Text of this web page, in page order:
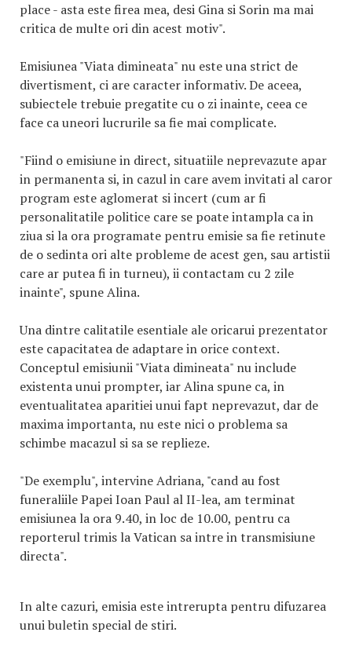
place - asta este firea mea, desi Gina si Sorin ma mai
critica de multe ori din acest motiv".
Emisiunea "Viata dimineata" nu este una strict de
divertisment, ci are caracter informativ. De aceea,
subiectele trebuie pregatite cu o zi inainte, ceea ce
face ca uneori lucrurile sa fie mai complicate.
"Fiind o emisiune in direct, situatiile neprevazute apar
in permanenta si, in cazul in care avem invitati al caror
program este aglomerat si incert (cum ar fi
personalitatile politice care se poate intampla ca in
ziua si la ora programate pentru emisie sa fie retinute
de o sedinta ori alte probleme de acest gen, sau artistii
care ar putea fi in turneu), ii contactam cu 2 zile
inainte", spune Alina.
Una dintre calitatile esentiale ale oricarui prezentator
este capacitatea de adaptare in orice context.
Conceptul emisiunii "Viata dimineata" nu include
existenta unui prompter, iar Alina spune ca, in
eventualitatea aparitiei unui fapt neprevazut, dar de
maxima importanta, nu este nici o problema sa
schimbe macazul si sa se replieze.
"De exemplu", intervine Adriana, "cand au fost
funeraliile Papei Ioan Paul al II-lea, am terminat
emisiunea la ora 9.40, in loc de 10.00, pentru ca
reporterul trimis la Vatican sa intre in transmisiune
directa".
In alte cazuri, emisia este intrerupta pentru difuzarea
unui buletin special de stiri.